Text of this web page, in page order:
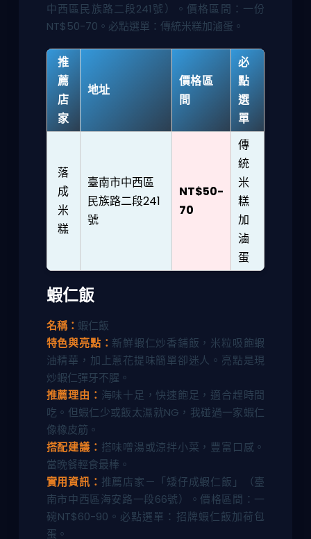
中西區民族路二段241號）。價格區間：一份
NT$50-70。必點選單：傳統米糕加滷蛋。
推
薦
店
家
地址
價格區
間
必
點
選
單
落
成
米
糕
臺南市中西區
民族路二段241
號
NT$50-
70
傳
統
米
糕
加
滷
蛋
蝦仁飯
名稱： 蝦仁飯
特色與亮點： 新鮮蝦仁炒香鋪飯，米粒吸飽蝦
油精華，加上蔥花提味簡單卻迷人。亮點是現
炒蝦仁彈牙不腥。
推薦理由： 海味十足，快速飽足，適合趕時間
吃。但蝦仁少或飯太濕就NG，我碰過一家蝦仁
像橡皮筋。
搭配建議： 搭味噌湯或涼拌小菜，豐富口感。
當晚餐輕食最棒。
實用資訊： 推薦店家－「矮仔成蝦仁飯」（臺
南市中西區海安路一段66號）。價格區間：一
碗NT$60-90。必點選單：招牌蝦仁飯加荷包
蛋。